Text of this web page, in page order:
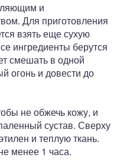
и
Для приготовления
взять еще сухую
ингредиенты берутся
смешать в одной
огонь и довести до
не обжечь кожу, и
сустав. Сверху
и теплую ткань.
менее 1 часа.